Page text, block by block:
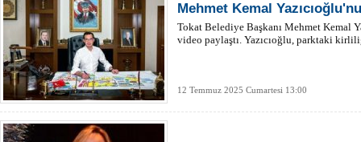
Mehmet Kemal
Tokat Belediye Başkanı Mehmet Kemal
video paylaştı. Yazıcıoğlu, parktaki
12 Temmuz 2025 Cumartesi 13:00